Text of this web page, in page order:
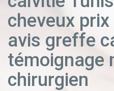
cheveux
avis greffe
témoignage
chirurgien